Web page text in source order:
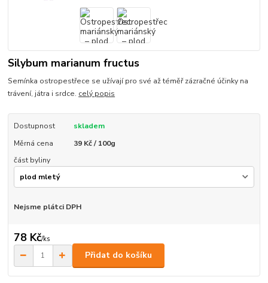
Silybum marianum fructus
Semínka ostropestřece se užívají pro své až téměř zázračné účinky na
trávení, játra i srdce. celý popis
Dostupnost
skladem
Měrná cena
39 Kč / 100g
část byliny
Nejsme plátci DPH
78 Kč/ks
Přidat do košíku